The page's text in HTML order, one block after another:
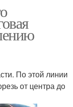
По этой линии
от центра до